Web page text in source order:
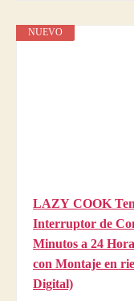
NUEVO
LAZY COOK
Interruptor de
Minutos a 24
con Montaje en
Digital)